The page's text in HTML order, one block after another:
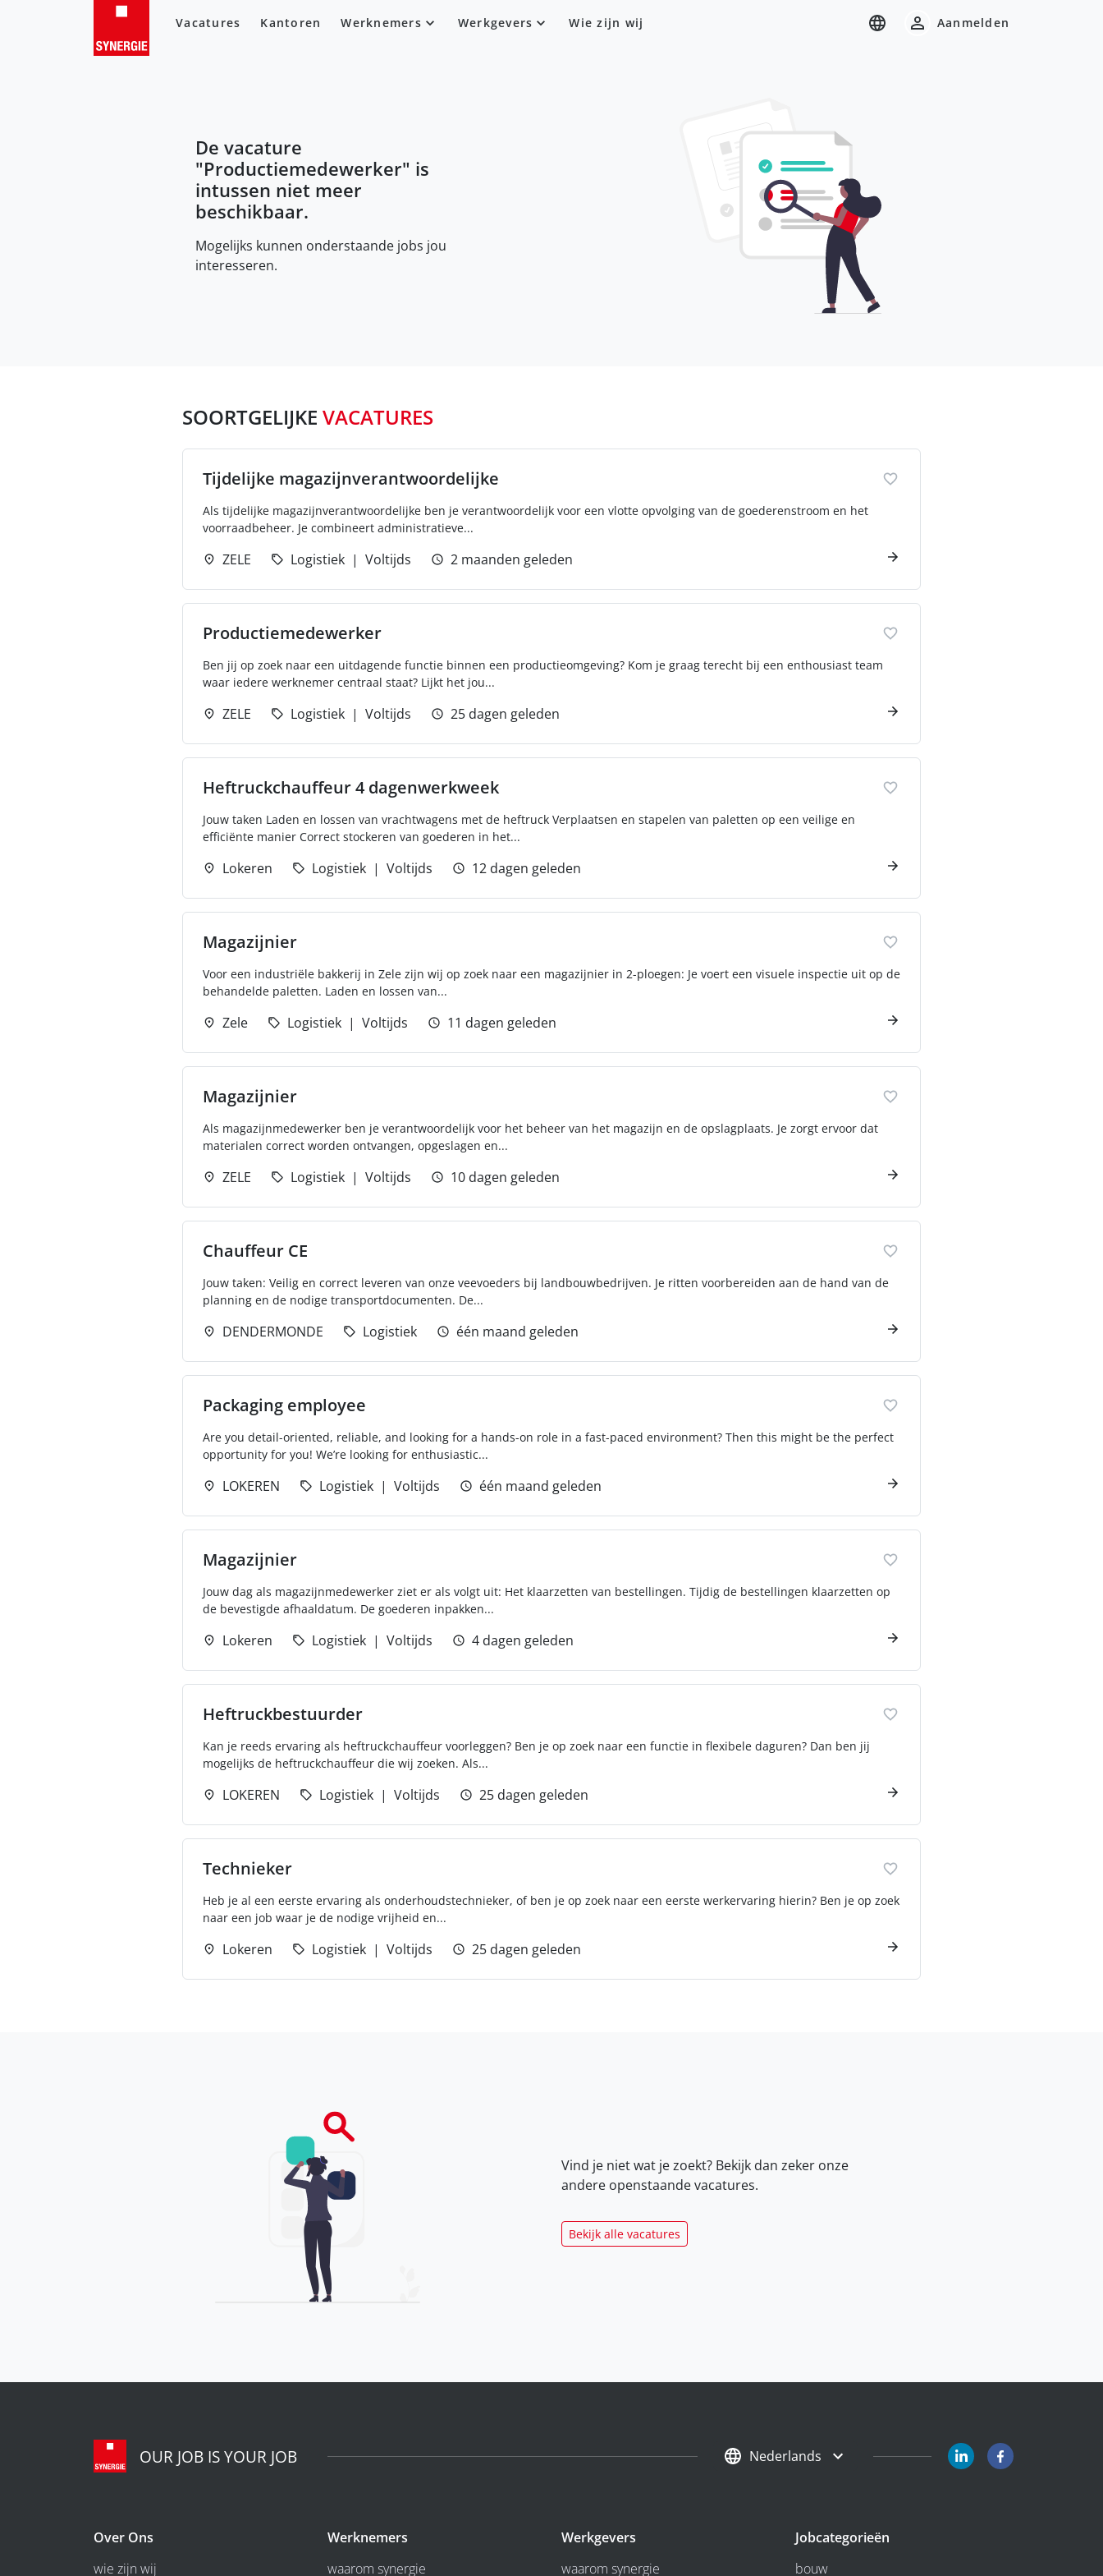
Vacatures Kantoren Werknemers Werkgevers Wie zijn wij Aanmelden
De vacature
"Productiemedewerker" is
intussen niet meer
beschikbaar.
Mogelijks kunnen onderstaande jobs jou
interesseren.
SOORTGELIJKE VACATURES
Tijdelijke magazijnverantwoordelijke
Als tijdelijke magazijnverantwoordelijke ben je verantwoordelijk voor een vlotte opvolging van de goederenstroom en het
voorraadbeheer. Je combineert administratieve...
ZELE Logistiek Voltijds 2 maanden geleden
Productiemedewerker
Ben jij op zoek naar een uitdagende functie binnen een productieomgeving? Kom je graag terecht bij een enthousiast team
waar iedere werknemer centraal staat? Lijkt het jou...
ZELE Logistiek Voltijds 25 dagen geleden
Heftruckchauffeur 4 dagenwerkweek
Jouw taken Laden en lossen van vrachtwagens met de heftruck Verplaatsen en stapelen van paletten op een veilige en
efficiënte manier Correct stockeren van goederen in het...
Lokeren Logistiek Voltijds 12 dagen geleden
Magazijnier
Voor een industriële bakkerij in Zele zijn wij op zoek naar een magazijnier in 2-ploegen: Je voert een visuele inspectie uit op de
behandelde paletten. Laden en lossen van...
Zele Logistiek Voltijds 11 dagen geleden
Magazijnier
Als magazijnmedewerker ben je verantwoordelijk voor het beheer van het magazijn en de opslagplaats. Je zorgt ervoor dat
materialen correct worden ontvangen, opgeslagen en...
ZELE Logistiek Voltijds 10 dagen geleden
Chauffeur CE
Jouw taken: Veilig en correct leveren van onze veevoeders bij landbouwbedrijven. Je ritten voorbereiden aan de hand van de
planning en de nodige transportdocumenten. De...
DENDERMONDE Logistiek één maand geleden
Packaging employee
Are you detail-oriented, reliable, and looking for a hands-on role in a fast-paced environment? Then this might be the perfect
opportunity for you! We’re looking for enthusiastic...
LOKEREN Logistiek Voltijds één maand geleden
Magazijnier
Jouw dag als magazijnmedewerker ziet er als volgt uit: Het klaarzetten van bestellingen. Tijdig de bestellingen klaarzetten op
de bevestigde afhaaldatum. De goederen inpakken...
Lokeren Logistiek Voltijds 4 dagen geleden
Heftruckbestuurder
Kan je reeds ervaring als heftruckchauffeur voorleggen? Ben je op zoek naar een functie in flexibele daguren? Dan ben jij
mogelijks de heftruckchauffeur die wij zoeken. Als...
LOKEREN Logistiek Voltijds 25 dagen geleden
Technieker
Heb je al een eerste ervaring als onderhoudstechnieker, of ben je op zoek naar een eerste werkervaring hierin? Ben je op zoek
naar een job waar je de nodige vrijheid en...
Lokeren Logistiek Voltijds 25 dagen geleden
Vind je niet wat je zoekt? Bekijk dan zeker onze
andere openstaande vacatures.
Bekijk alle vacatures
OUR JOB IS YOUR JOB Nederlands
Over Ons
wie zijn wij
Werknemers
waarom synergie
Werkgevers
waarom synergie
Jobcategorieën
bouw